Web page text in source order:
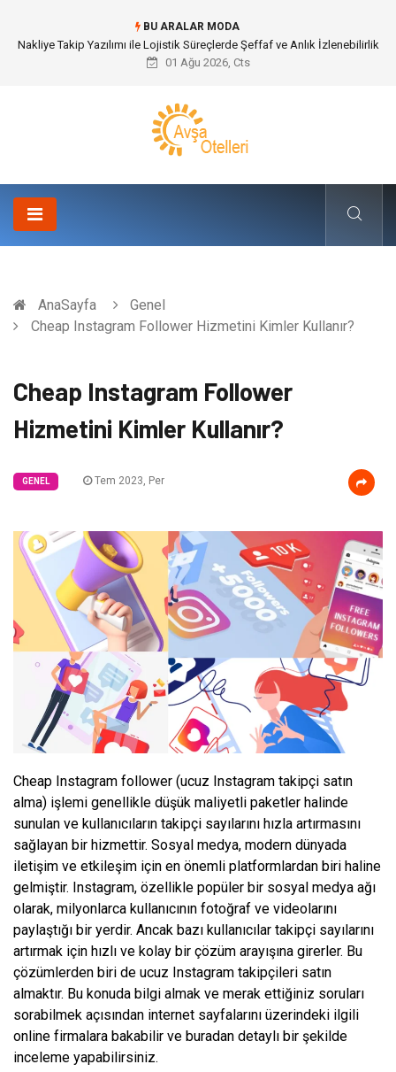
BU ARALAR MODA
Galericilik Belgesi Almanın Avantajları Nelerdir?
01 Ağu 2026, Cts
AnaSayfa
Genel
Cheap Instagram Follower Hizmetini Kimler Kullanır?
Cheap Instagram Follower
Hizmetini Kimler Kullanır?
GENEL Tem 2023, Per
Cheap Instagram follower (ucuz Instagram takipçi satın
alma) işlemi genellikle düşük maliyetli paketler halinde
sunulan ve kullanıcıların takipçi sayılarını hızla artırmasını
sağlayan bir hizmettir. Sosyal medya, modern dünyada
iletişim ve etkileşim için en önemli platformlardan biri haline
gelmiştir. Instagram, özellikle popüler bir sosyal medya ağı
olarak, milyonlarca kullanıcının fotoğraf ve videolarını
paylaştığı bir yerdir. Ancak bazı kullanıcılar takipçi sayılarını
artırmak için hızlı ve kolay bir çözüm arayışına girerler. Bu
çözümlerden biri de ucuz Instagram takipçileri satın
almaktır. Bu konuda bilgi almak ve merak ettiğiniz soruları
sorabilmek açısından internet sayfalarını üzerindeki ilgili
online firmalara bakabilir ve buradan detaylı bir şekilde
inceleme yapabilirsiniz.